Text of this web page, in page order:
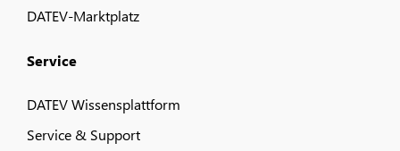
DATEV-Marktplatz
Service
DATEV Wissensplattform
Service & Support